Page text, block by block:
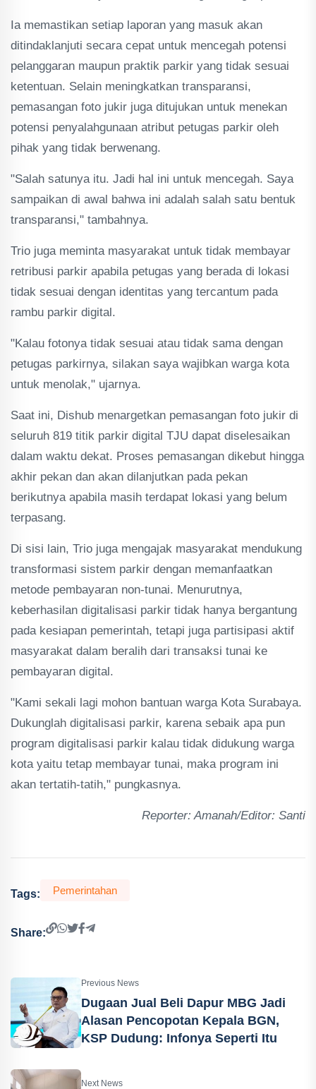
Ia memastikan setiap laporan yang masuk akan
ditindaklanjuti secara cepat untuk mencegah potensi
pelanggaran maupun praktik parkir yang tidak sesuai
ketentuan. Selain meningkatkan transparansi,
pemasangan foto jukir juga ditujukan untuk menekan
potensi penyalahgunaan atribut petugas parkir oleh
pihak yang tidak berwenang.
"Salah satunya itu. Jadi hal ini untuk mencegah. Saya
sampaikan di awal bahwa ini adalah salah satu bentuk
transparansi," tambahnya.
Trio juga meminta masyarakat untuk tidak membayar
retribusi parkir apabila petugas yang berada di lokasi
tidak sesuai dengan identitas yang tercantum pada
rambu parkir digital.
"Kalau fotonya tidak sesuai atau tidak sama dengan
petugas parkirnya, silakan saya wajibkan warga kota
untuk menolak," ujarnya.
Saat ini, Dishub menargetkan pemasangan foto jukir di
seluruh 819 titik parkir digital TJU dapat diselesaikan
dalam waktu dekat. Proses pemasangan dikebut hingga
akhir pekan dan akan dilanjutkan pada pekan
berikutnya apabila masih terdapat lokasi yang belum
terpasang.
Di sisi lain, Trio juga mengajak masyarakat mendukung
transformasi sistem parkir dengan memanfaatkan
metode pembayaran non-tunai. Menurutnya,
keberhasilan digitalisasi parkir tidak hanya bergantung
pada kesiapan pemerintah, tetapi juga partisipasi aktif
masyarakat dalam beralih dari transaksi tunai ke
pembayaran digital.
"Kami sekali lagi mohon bantuan warga Kota Surabaya.
Dukunglah digitalisasi parkir, karena sebaik apa pun
program digitalisasi parkir kalau tidak didukung warga
kota yaitu tetap membayar tunai, maka program ini
akan tertatih-tatih," pungkasnya.
Reporter: Amanah/Editor: Santi
Tags: Pemerintahan
Share:
Previous News
Dugaan Jual Beli Dapur MBG Jadi
Alasan Pencopotan Kepala BGN,
KSP Dudung: Infonya Seperti Itu
Next News